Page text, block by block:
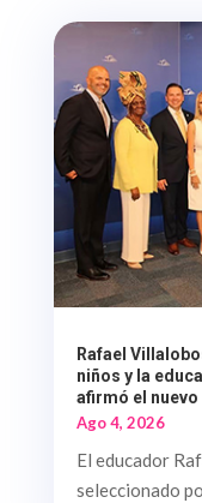
Rafael
niños y la
afirmó el
Ago 4, 2026
El educador
seleccionado